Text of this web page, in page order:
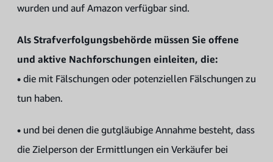
wurden und auf Amazon verfügbar sind.
Als Strafverfolgungsbehörde müssen Sie offene
und aktive Nachforschungen einleiten, die:
• die mit Fälschungen oder potenziellen Fälschungen zu
tun haben.
• und bei denen die gutgläubige Annahme besteht, dass
die Zielperson der Ermittlungen ein Verkäufer bei